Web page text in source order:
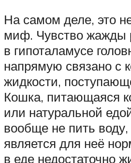
На самом деле, это
миф. Чувство жажды
в гипоталамусе
напрямую связано с
жидкости,
Кошка, питающаяся
или натуральной
вообще не пить воду,
является для неё
в еде недостаточно